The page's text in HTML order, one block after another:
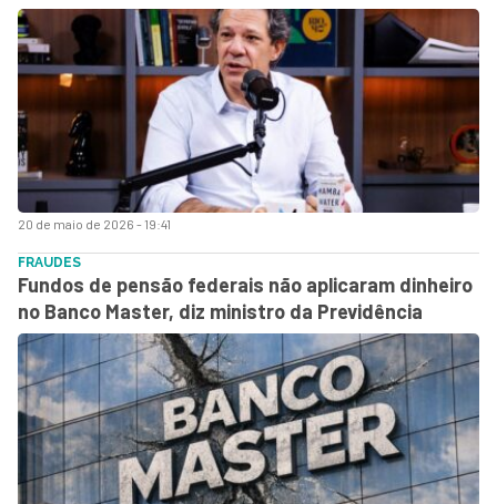
20 de maio de 2026 - 19:41
FRAUDES
Fundos de pensão federais não aplicaram dinheiro
no Banco Master, diz ministro da Previdência